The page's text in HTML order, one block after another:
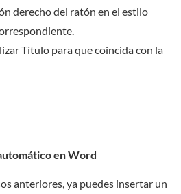
derecho del ratón en el estilo
Título para que coincida con la
en Word
anteriores, ya puedes insertar un